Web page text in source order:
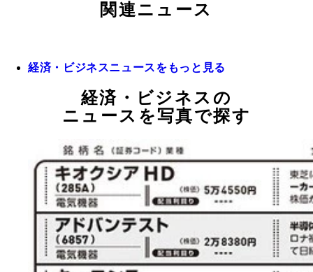
関連ニュース
経済・ビジネスニュースをもっと見る
経済・ビジネスの
ニュースを写真で探す